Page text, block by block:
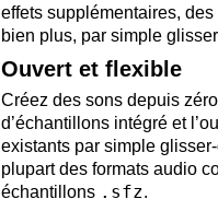
effets supplémentaires,
bien plus, par simple
Ouvert et flexible
Créez des sons depuis
d’échantillons intégré et
existants par simple
plupart des formats audio
échantillons .sfz.